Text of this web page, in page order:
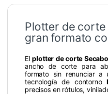
Plotter de corte
gran formato
Elplotter de corte
ancho de corte para
formato sin renunciar a
tecnología de contorno
precisos en rótulos,